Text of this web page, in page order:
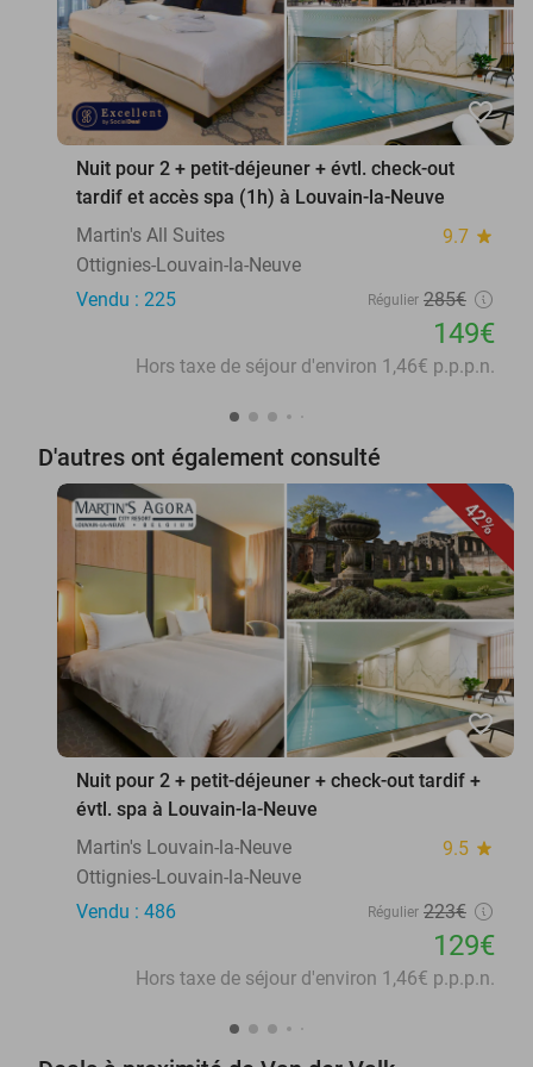
favorite_border
Nuit pour 2 + petit-déjeuner + évtl. check-out
tardif et accès spa (1h) à Louvain-la-Neuve
Martin's All Suites
9.7 star
Ottignies-Louvain-la-Neuve
Vendu : 225
Régulier 285€
149€
Hors taxe de séjour d'environ 1,46€ p.p.p.n.
D'autres ont également consulté
42%
favorite_border
Nuit pour 2 + petit-déjeuner + check-out tardif +
évtl. spa à Louvain-la-Neuve
Martin's Louvain-la-Neuve
9.5 star
Ottignies-Louvain-la-Neuve
Vendu : 486
Régulier 223€
129€
Hors taxe de séjour d'environ 1,46€ p.p.p.n.